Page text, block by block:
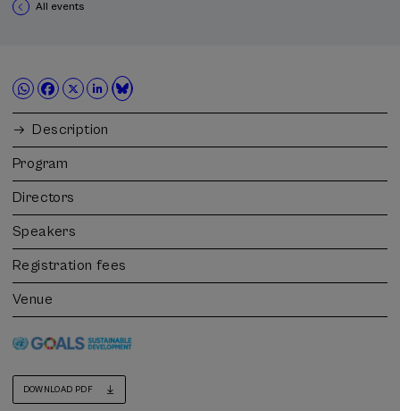
All events
Description
Program
Directors
Speakers
Registration fees
Venue
DOWNLOAD PDF